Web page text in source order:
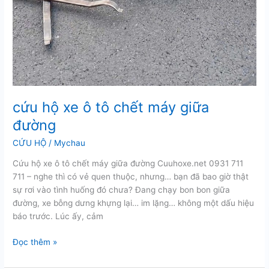
cứu hộ xe ô tô chết máy giữa
đường
CỨU HỘ / Mychau
Cứu hộ xe ô tô chết máy giữa đường Cuuhoxe.net 0931 711
711 – nghe thì có vẻ quen thuộc, nhưng… bạn đã bao giờ thật
sự rơi vào tình huống đó chưa? Đang chạy bon bon giữa
đường, xe bỗng dưng khựng lại… im lặng… không một dấu hiệu
báo trước. Lúc ấy, cảm
cứu
Đọc thêm »